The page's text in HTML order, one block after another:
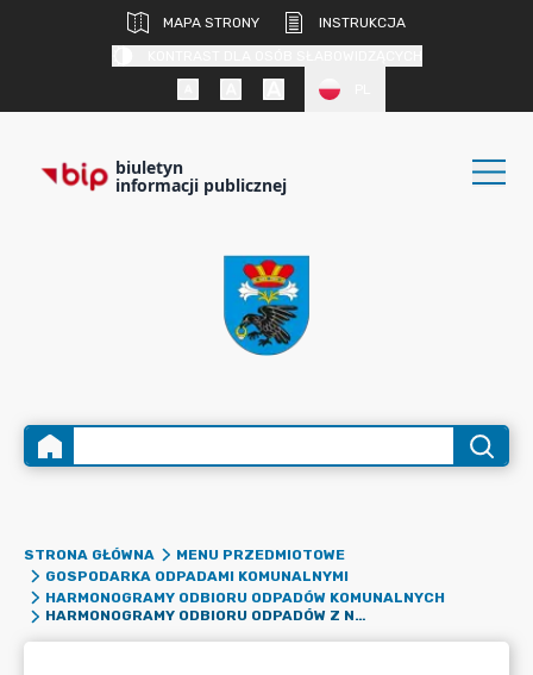
MAPA STRONY
INSTRUKCJA
biuletyn
informacji publicznej
STRONA GŁÓWNA
MENU PRZEDMIOTOWE
GOSPODARKA ODPADAMI KOMUNALNYMI
HARMONOGRAMY ODBIORU ODPADÓW KOMUNALNYCH
HARMONOGRAMY ODBIORU ODPADÓW Z NIERUCHOMOŚCI ZAMIESZKAŁYCH W ROKU 2024